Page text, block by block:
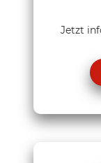
Jetzt